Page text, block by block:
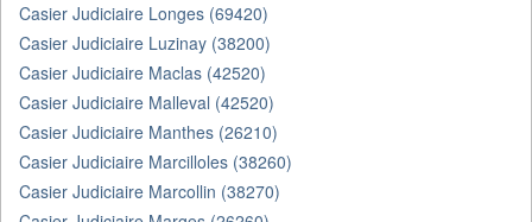
Casier Judiciaire Longes (69420)
Casier Judiciaire Luzinay (38200)
Casier Judiciaire Maclas (42520)
Casier Judiciaire Malleval (42520)
Casier Judiciaire Manthes (26210)
Casier Judiciaire Marcilloles (38260)
Casier Judiciaire Marcollin (38270)